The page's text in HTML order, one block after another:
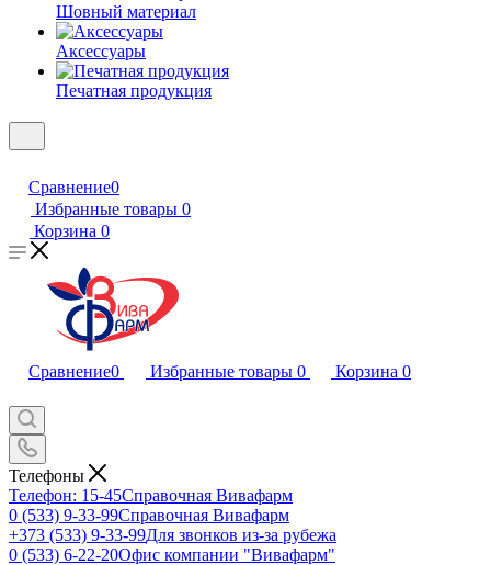
Шовный материал
Аксессуары
Печатная продукция
Сравнение0
Избранные товары 0
Корзина 0
Сравнение0 Избранные товары 0 Корзина 0
Телефоны
Телефон: 15-45Справочная Вивафарм
0 (533) 9-33-99Справочная Вивафарм
+373 (533) 9-33-99Для звонков из-за рубежа
0 (533) 6-22-20Офис компании "Вивафарм"